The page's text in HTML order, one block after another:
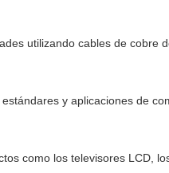
utilizando cables de cobre
y aplicaciones de
como los televisores LCD,